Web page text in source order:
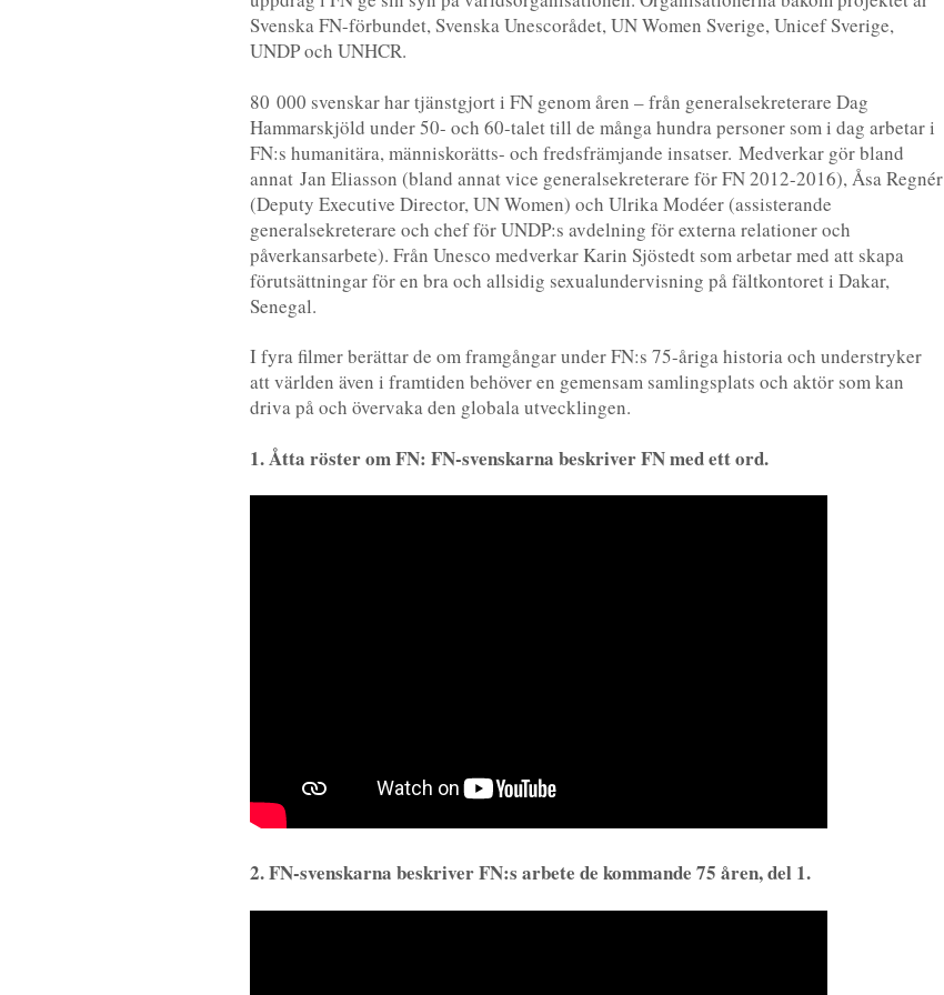
Svenska FN-förbundet, Svenska Unescorådet, UN Women Sverige, Unicef Sverige,
UNDP och UNHCR.
80 000 svenskar har tjänstgjort i FN genom åren – från generalsekreterare Dag
Hammarskjöld under 50- och 60-talet till de många hundra personer som i dag arbetar i
FN:s humanitära, människorätts- och fredsfrämjande insatser. Medverkar gör bland
annat Jan Eliasson (bland annat vice generalsekreterare för FN 2012-2016), Åsa Regnér
(Deputy Executive Director, UN Women) och Ulrika Modéer (assisterande
generalsekreterare och chef för UNDP:s avdelning för externa relationer och
påverkansarbete). Från Unesco medverkar Karin Sjöstedt som arbetar med att skapa
förutsättningar för en bra och allsidig sexualundervisning på fältkontoret i Dakar,
Senegal.
I fyra filmer berättar de om framgångar under FN:s 75-åriga historia och understryker
att världen även i framtiden behöver en gemensam samlingsplats och aktör som kan
driva på och övervaka den globala utvecklingen.
1. Åtta röster om FN: FN-svenskarna beskriver FN med ett ord.
2. FN-svenskarna beskriver FN:s arbete de kommande 75 åren, del 1.